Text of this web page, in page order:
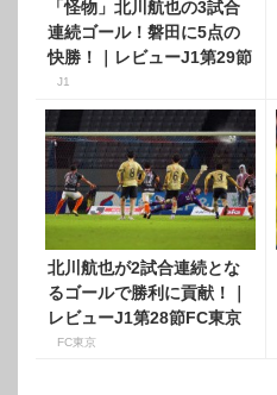
「怪物」北川航也の3試合
連続ゴール！磐田に5点の
快勝！｜レビューJ1第29節
清水vs磐田
J1
北川航也が2試合連続とな
るゴールで勝利に貢献！｜
レビューJ1第28節FC東京
vs清水
FC東京